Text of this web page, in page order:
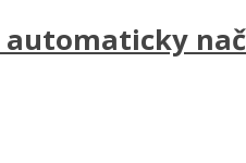
automaticky